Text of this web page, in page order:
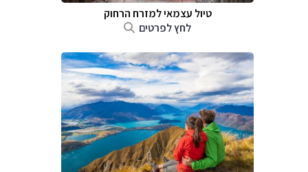
טיול עצמאי למזרח הרחוק
לחץ לפרטים